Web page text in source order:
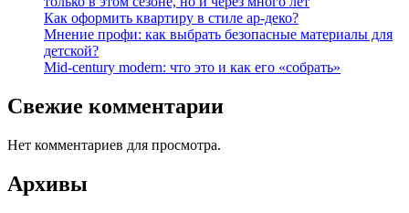
Как оформить квартиру в стиле ар-деко?
Мнение профи: как выбрать безопасные материалы для
детской?
Mid-century modern: что это и как его «собрать»
Свежие комментарии
Нет комментариев для просмотра.
Архивы